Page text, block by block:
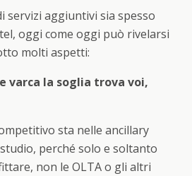
servizi aggiuntivi sia spesso
oggi come oggi può rivelarsi
molti aspetti:
varca la soglia trova voi,
sta nelle ancillary
perché solo e soltanto
non le OLTA o gli altri